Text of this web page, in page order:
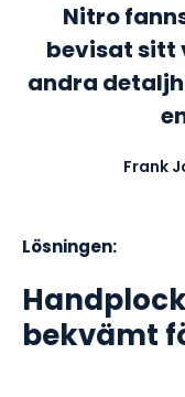
Nitro
bevisat sitt
andra
Frank
Lösningen:
bekvämt